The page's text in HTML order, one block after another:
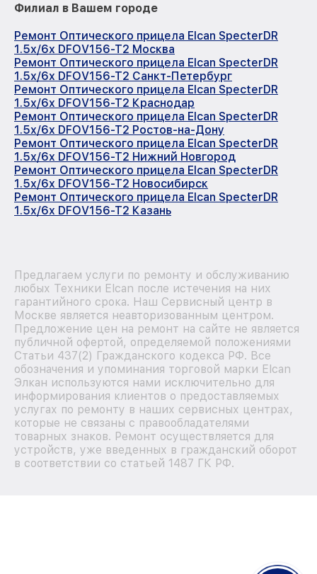
Филиал в Вашем городе
Ремонт Оптического прицела Elcan SpecterDR
1.5x/6x DFOV156-T2 Москва
Ремонт Оптического прицела Elcan SpecterDR
1.5x/6x DFOV156-T2 Санкт-Петербург
Ремонт Оптического прицела Elcan SpecterDR
1.5x/6x DFOV156-T2 Краснодар
Ремонт Оптического прицела Elcan SpecterDR
1.5x/6x DFOV156-T2 Ростов-на-Дону
Ремонт Оптического прицела Elcan SpecterDR
1.5x/6x DFOV156-T2 Нижний Новгород
Ремонт Оптического прицела Elcan SpecterDR
1.5x/6x DFOV156-T2 Новосибирск
Ремонт Оптического прицела Elcan SpecterDR
1.5x/6x DFOV156-T2 Казань
Предлагаем услуги по ремонту и обслуживанию
любых Техники Elcan после истечения на них
гарантийного срока. Наш Сервисный центр в
Москве является неавторизованным центром.
Предложение цен на ремонт на сайте не является
публичной офертой, определяемой положениями
Статьи 437(2) Гражданского кодекса РФ. Все
обозначения и упоминания торговой марки Elcan
Элкан используются нами исключительно для
информирования клиентов о предоставляемых
услугах по ремонту в наших сервисных центрах,
которые не связаны с правообладателями
товарных знаков. Ремонт осуществляется для
устройств, уже введенных в гражданский оборот
в соответствии со статьей 1487 ГК РФ.